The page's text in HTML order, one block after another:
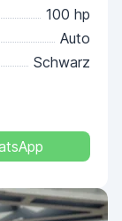
100 hp
Auto
Schwarz